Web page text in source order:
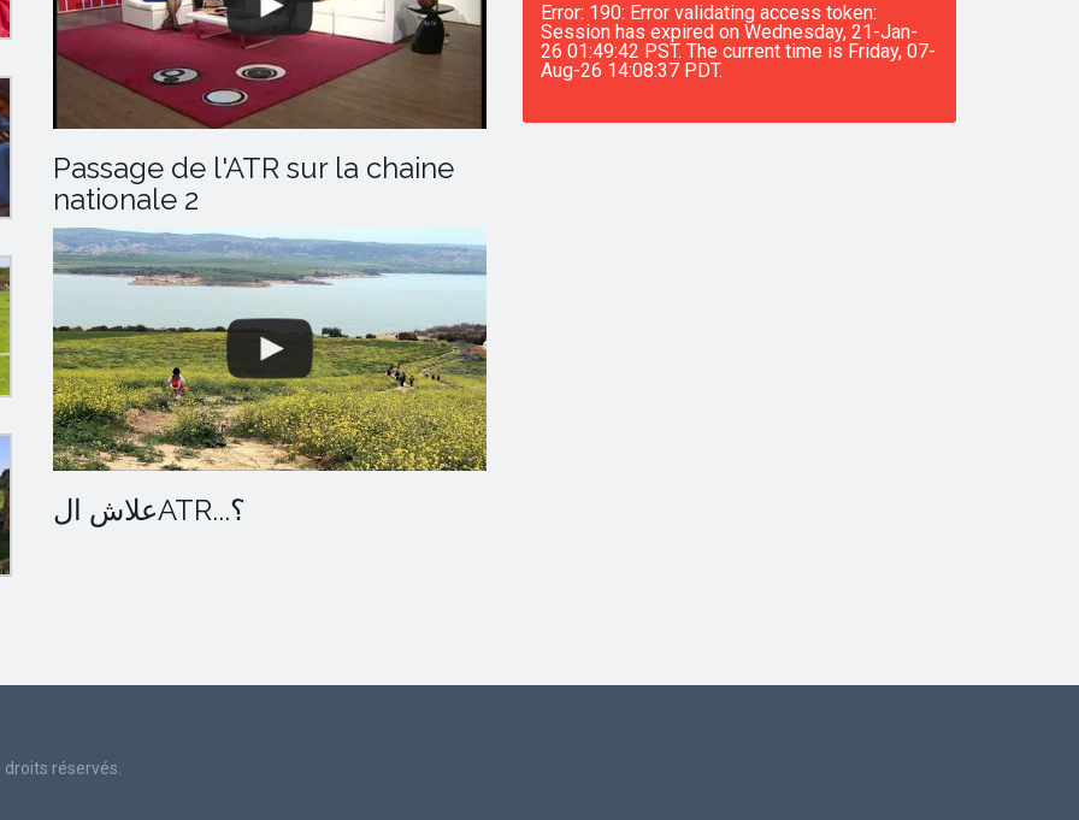
Passage de l'ATR sur la chaine
nationale 2
علاش الATR...؟
Error: 190: Error validating access token:
Session has expired on Wednesday, 21-Jan-
26 01:49:42 PST. The current time is Friday, 07-
Aug-26 14:08:37 PDT.
réservés.